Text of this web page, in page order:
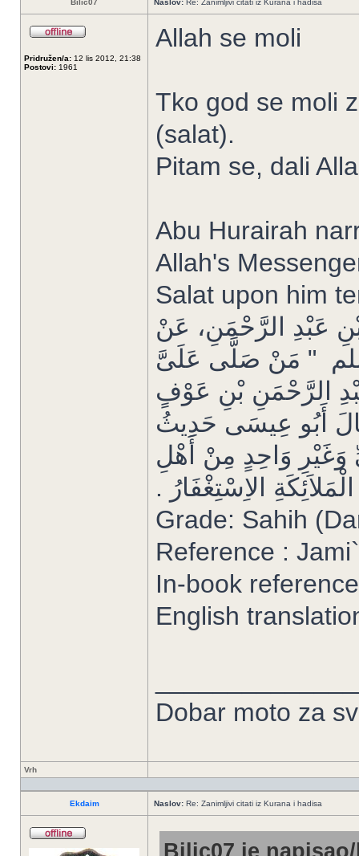
Bilic07 Naslov: Re: Zanimljivi citati iz Kurana i hadisa
Pridružen/a: 12 lis 2012, 21:38
Postovi: 1961
Allah se moli
Tko god se moli
(salat).
Pitam se, dali
Abu Hurairah
Allah's
Salat upon him
عَبْدِ الرَّحْمَنِ، عَنْ
"‏ مَنْ صَلَّى عَلَىَّ
الرَّحْمَنِ بْنِ عَوْفٍ
أَبُو عِيسَى حَدِيثُ
وَاحِدٍ مِنْ أَهْلِ
الاِسْتِغْفَارُ ‏.‏
Grade: Sahih
Reference :
In-book
English
Dobar moto za
Vrh
Ekdaim Naslov: Re: Zanimljivi citati iz Kurana i hadisa
Bilic07 je